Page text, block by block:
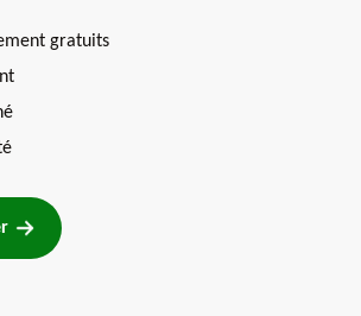
gratuits